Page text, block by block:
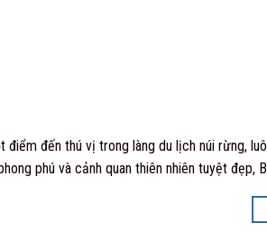
điểm đến thú vị trong làng du lịch núi rừng,
phú và cảnh quan thiên nhiên tuyệt đẹp,